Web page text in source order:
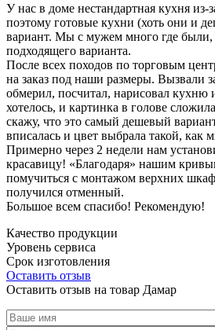
У нас в доме нестандартная кухня из-
поэтому готовые кухни (хоть они и
вариант. Мы с мужем много где
подходящего варианта.
После всех походов по торговым
на заказ под наши размеры. Вызвали
обмерил, посчитал, нарисовал кухню
хотелось, и картинка в голове
скажу, что это самый дешевый
вписалась и цвет выбрала такой, как
Примерно через 2 недели нам
красавицу! «Благодаря» нашим
помучиться с монтажом верхних
получился отменный.
Большое всем спасибо! Рекомендую!
Качество продукции
Уровень сервиса
Срок изготовления
Оставить отзыв
Оставить отзыв на товар Дамар